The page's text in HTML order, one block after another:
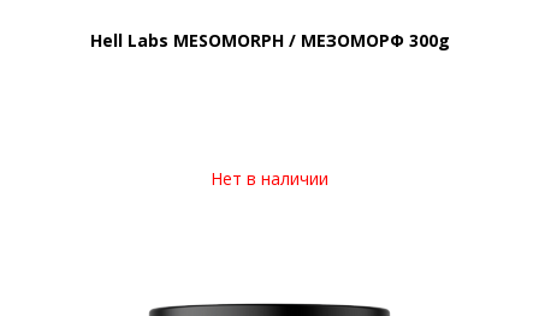
Hell Labs MESOMORPH / МЕЗОМОРФ 300g
Нет в наличии